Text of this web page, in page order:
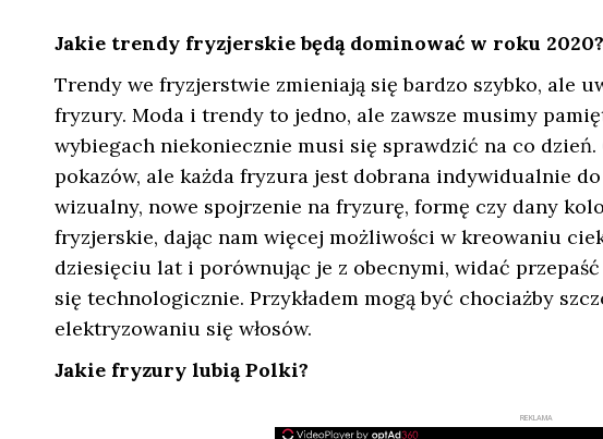
Jakie trendy fryzjerskie będą dominować w roku 2020?
Trendy we fryzjerstwie zmieniają się bardzo szybko, ale
fryzury. Moda i trendy to jedno, ale zawsze musimy
wybiegach niekoniecznie musi się sprawdzić na co
pokazów, ale każda fryzura jest dobrana indywidualnie
wizualny, nowe spojrzenie na fryzurę, formę czy dany
fryzjerskie, dając nam więcej możliwości w kreowaniu
dziesięciu lat i porównując je z obecnymi, widać
się technologicznie. Przykładem mogą być chociażby
elektryzowaniu się włosów.
Jakie fryzury lubią Polki?
REKLAMA